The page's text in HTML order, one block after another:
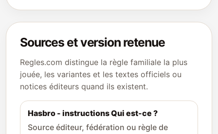
Sources et version retenue
Regles.com distingue la règle familiale la plus
jouée, les variantes et les textes officiels ou
notices éditeurs quand ils existent.
Hasbro - instructions Qui est-ce ?
Source éditeur, fédération ou règle de